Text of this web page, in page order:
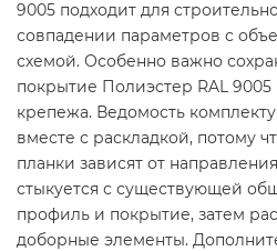
9005 подходит для
совпадении параметров с
схемой. Особенно важно
покрытие Полиэстер RAL
крепежа. Ведомость
вместе с раскладкой, потому
планки зависят от
стыкуется с существующей
профиль и покрытие, затем
доборные элементы.